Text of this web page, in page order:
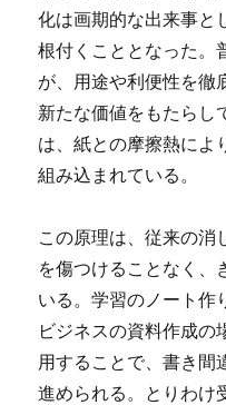
化は画期的な出来事と
根付くこととなった。
が、用途や利便性を徹
新たな価値をもたらし
は、紙との摩擦熱によ
組み込まれている。
この原理は、従来の消
を傷つけることなく、
いる。学習のノート作
ビジネスの資料作成の
用することで、書き間
進められる。とりわけ